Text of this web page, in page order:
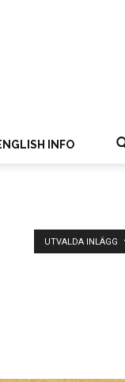
INFO
UTVALDA INLÄGG